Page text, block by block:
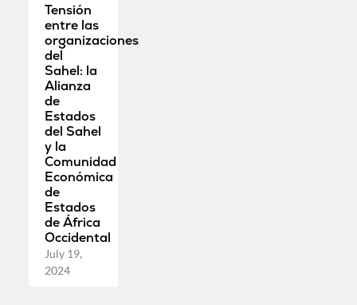
Tensión
entre las
organizaciones
del
Sahel: la
Alianza
de
Estados
del Sahel
y la
Comunidad
Económica
de
Estados
de África
Occidental
July 19,
2024